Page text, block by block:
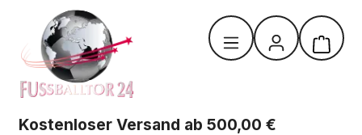
Zum Hauptinhalt springen
Kostenloser Versand ab 500,00 €